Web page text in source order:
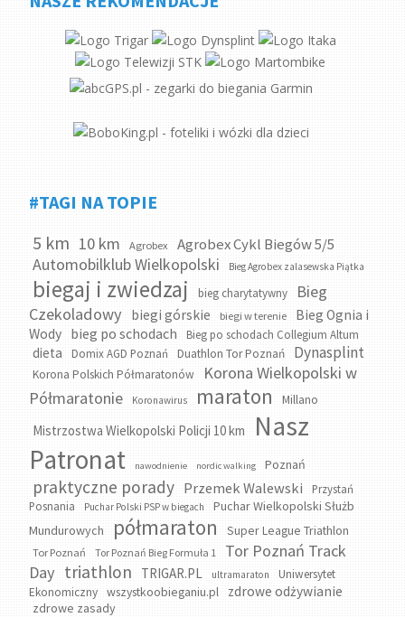
#TAGI NA TOPIE
5 km 10 km Agrobex Agrobex Cykl Biegów 5/5
Automobilklub Wielkopolski Bieg Agrobex zalasewska Piątka
biegaj i zwiedzaj bieg charytatywny
Bieg
Czekoladowy
biegi górskie biegi w terenie
Bieg Ognia i
Wody bieg po schodach Bieg po schodach Collegium Altum
dieta Domix AGD Poznań Duathlon Tor Poznań Dynasplint
Korona Polskich Półmaratonów
Korona Wielkopolski w
Półmaratonie
Koronawirus maraton Millano
Mistrzostwa Wielkopolski Policji 10 km
Nasz
Patronat
nawodnienie nordic walking Poznań
praktyczne porady Przemek Walewski
Przystań
Posnania
Puchar Polski PSP w biegach
Puchar Wielkopolski Służb
Mundurowych
półmaraton Super League Triathlon
Tor Poznań Tor Poznań Bieg Formuła 1
Tor Poznań Track
Day triathlon TRIGAR.PL ultramaraton
Uniwersytet
Ekonomiczny
wszystkoobieganiu.pl zdrowe odżywianie
zdrowe zasady